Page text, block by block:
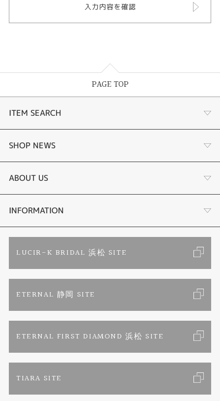
PAGE TOP
ITEM SEARCH
あこや真珠
黒蝶真珠
時計
色石
ジュエリーリフォーム
婚約指輪
Savon de Bijoux
Savon de Bijoux化粧石鹸
SHOP NEWS
個性溢れる色石の魅力
YouTube ルシルケイチャンネル
ブライダルリングサイト
ブランドリスト
ペンを拾うお姉さん
ABOUT US
店舗情報・会社概要
お客様の声
INFORMATION
特定商取引に関する表記
LUCIR-K BRIDAL 浜松 SITE
ETERNAL 静岡 SITE
ETERNAL FIRST DIAMOND 浜松 SITE
TIARA SITE